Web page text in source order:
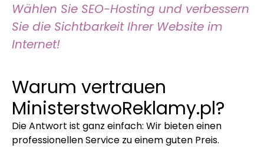
Wählen Sie SEO-Hosting und verbessern
Sie die Sichtbarkeit Ihrer Website im
Internet!
Warum vertrauen
MinisterstwoReklamy.pl?
Die Antwort ist ganz einfach: Wir bieten einen
professionellen Service zu einem guten Preis.